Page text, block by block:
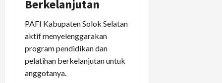
Berkelanjutan
PAFI Kabupaten Solok Selatan
aktif menyelenggarakan
program pendidikan dan
pelatihan berkelanjutan untuk
anggotanya.